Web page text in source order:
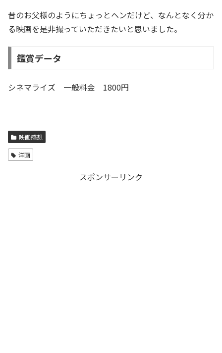
昔のお父様のようにちょっとヘンだけど、なんとなく分か
る映画を是非撮っていただきたいと思いました。
鑑賞データ
シネマライズ 一般料金 1800円
映画感想
洋画
スポンサーリンク